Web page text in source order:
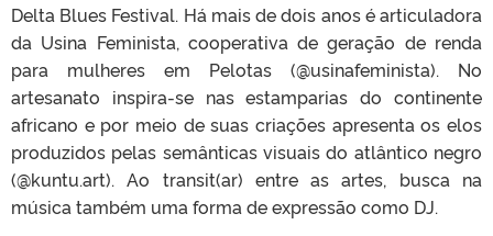
Delta Blues Festival. Há mais de dois anos é articuladora
da Usina Feminista, cooperativa de geração de renda
para mulheres em Pelotas (@usinafeminista). No
artesanato inspira-se nas estamparias do continente
africano e por meio de suas criações apresenta os elos
produzidos pelas semânticas visuais do atlântico negro
(@kuntu.art). Ao transit(ar) entre as artes, busca na
música também uma forma de expressão como DJ.